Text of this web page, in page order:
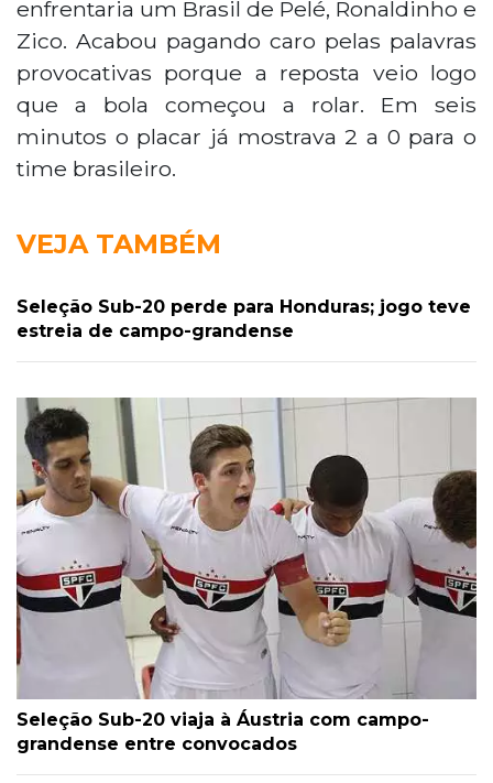
enfrentaria um Brasil de Pelé, Ronaldinho e
Zico. Acabou pagando caro pelas palavras
provocativas porque a reposta veio logo
que a bola começou a rolar. Em seis
minutos o placar já mostrava 2 a 0 para o
time brasileiro.
VEJA TAMBÉM
Seleção Sub-20 perde para Honduras; jogo teve
estreia de campo-grandense
Seleção Sub-20 viaja à Áustria com campo-
grandense entre convocados